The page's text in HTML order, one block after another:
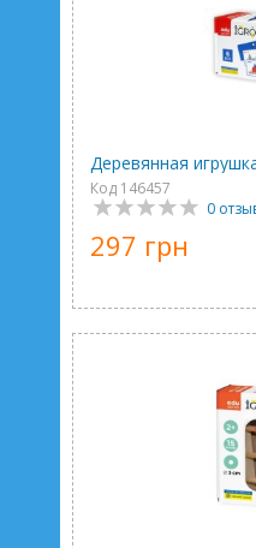
Деревянная
Код 146457
0
297 грн